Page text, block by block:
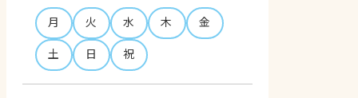
月 火 水 木
金
土
日 祝